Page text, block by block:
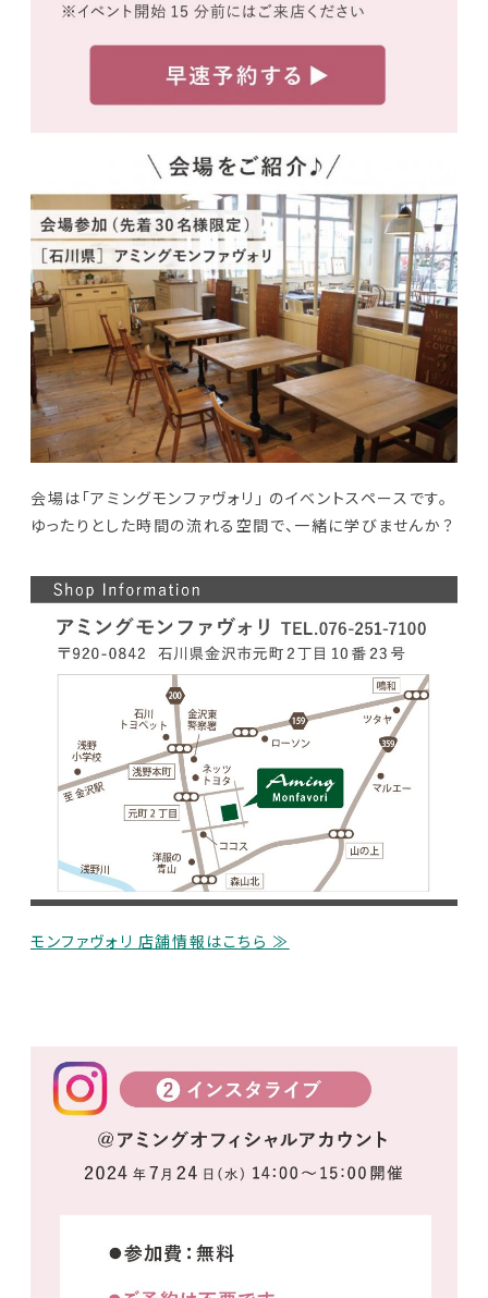
会場は「アミングモンファヴォリ」 のイベントスペースです。
ゆったりとした時間の流れる空間で、一緒に学びませんか？
モンファヴォリ 店舗情報はこちら ≫